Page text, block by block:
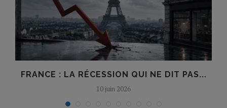
FRANCE : LA RÉCESSION QUI NE DIT PAS...
10 juin 2026